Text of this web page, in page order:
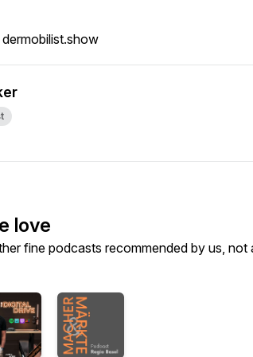
love
fine podcasts recommended by us, not